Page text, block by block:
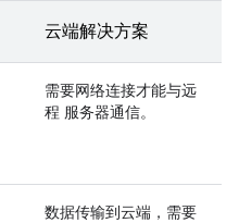
云端解决方案
需要网络连接才能与远
程 服务器通信。
数据传输到云端，需要